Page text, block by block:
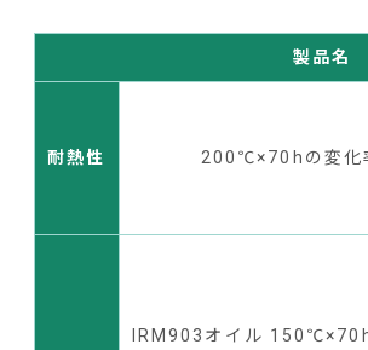
製品名
耐熱性 200℃×70hの変化
IRM903オイル